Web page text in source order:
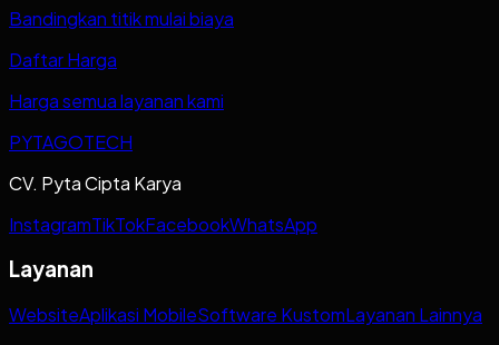
Bandingkan titik mulai biaya
Daftar Harga
Harga semua layanan kami
PYTAGOTECH
CV. Pyta Cipta Karya
InstagramTikTokFacebookWhatsApp
Layanan
WebsiteAplikasi MobileSoftware KustomLayanan Lainnya